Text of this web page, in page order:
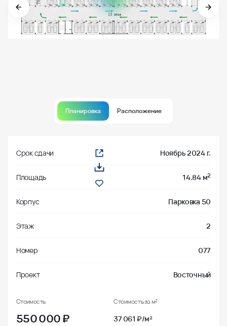
Планировка Расположение
Срок сдачи Ноябрь 2024 г.
Площадь 14.84 м2
Корпус Парковка 50
Этаж 2
Номер 077
Проект Восточный
Стоимость
550 000₽
Стоимость за м²
37 061 ₽/м²